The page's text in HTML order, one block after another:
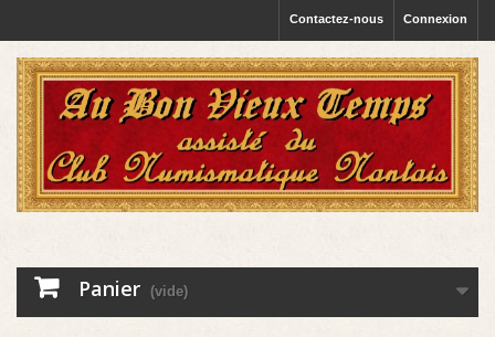
Connexion
Contactez-nous
Panier (vide)